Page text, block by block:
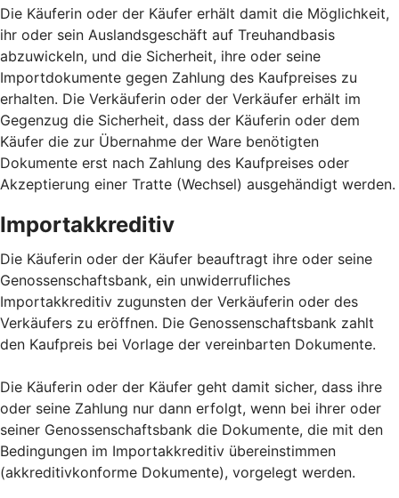
Die Käuferin oder der Käufer erhält damit die Möglichkeit,
ihr oder sein Auslandsgeschäft auf Treuhandbasis
abzuwickeln, und die Sicherheit, ihre oder seine
Importdokumente gegen Zahlung des Kaufpreises zu
erhalten. Die Verkäuferin oder der Verkäufer erhält im
Gegenzug die Sicherheit, dass der Käuferin oder dem
Käufer die zur Übernahme der Ware benötigten
Dokumente erst nach Zahlung des Kaufpreises oder
Akzeptierung einer Tratte (Wechsel) ausgehändigt werden.
Importakkreditiv
Die Käuferin oder der Käufer beauftragt ihre oder seine
Genossenschaftsbank, ein unwiderrufliches
Importakkreditiv zugunsten der Verkäuferin oder des
Verkäufers zu eröffnen. Die Genossenschaftsbank zahlt
den Kaufpreis bei Vorlage der vereinbarten Dokumente.
Die Käuferin oder der Käufer geht damit sicher, dass ihre
oder seine Zahlung nur dann erfolgt, wenn bei ihrer oder
seiner Genossenschaftsbank die Dokumente, die mit den
Bedingungen im Importakkreditiv übereinstimmen
(akkreditivkonforme Dokumente), vorgelegt werden.